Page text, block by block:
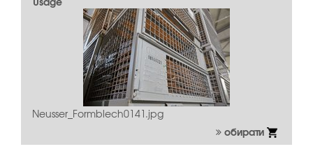
Neusser_Formblech0141.jpg
обирати